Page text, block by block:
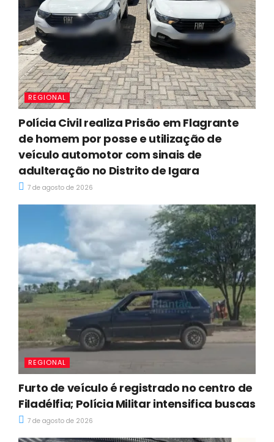
REGIONAL
Polícia Civil realiza Prisão em Flagrante
de homem por posse e utilização de
veículo automotor com sinais de
adulteração no Distrito de Igara
7 de agosto de 2026
REGIONAL
Furto de veículo é registrado no centro de
Filadélfia; Polícia Militar intensifica buscas
7 de agosto de 2026